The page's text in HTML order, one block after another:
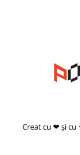
Creat cu ❤ și cu